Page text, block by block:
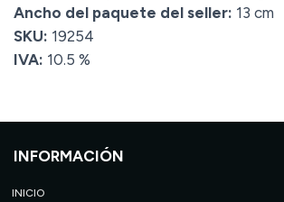
Ancho del paquete del seller: 13 cm
SKU: 19254
IVA: 10.5 %
INFORMACIÓN
INICIO